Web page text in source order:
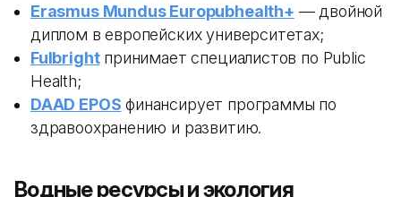
Erasmus Mundus Europubhealth+ — двойной
диплом в европейских университетах;
Fulbrightпринимает специалистов по Public
Health;
DAAD EPOS финансирует программы по
здравоохранению и развитию.
Водные ресурсы и экология